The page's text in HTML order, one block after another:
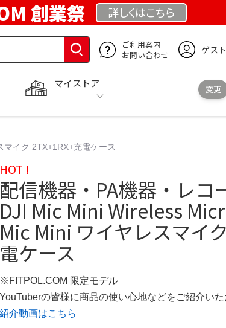
創業祭 詳しくはこちら
ご利用案内
お問い合わせ
ゲス
マイストア
変更
イク 2TX+1RX+充電ケース
HOT !
配信機器・PA機器・レコ
DJI Mic Mini Wireless
Mic Mini ワイヤレスマイ
電ケース
※FITPOL.COM 限定モデル
YouTuberの皆様に商品の使い心地などをご紹介いた
紹介動画はこちら